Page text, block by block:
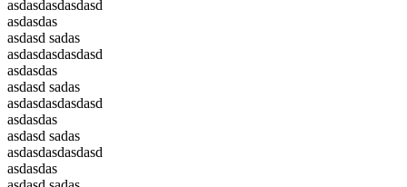
asdasdasdasdasd
asdasdas
asdasd sadas
asdasdasdasdasd
asdasdas
asdasd sadas
asdasdasdasdasd
asdasdas
asdasd sadas
asdasdasdasdasd
asdasdas